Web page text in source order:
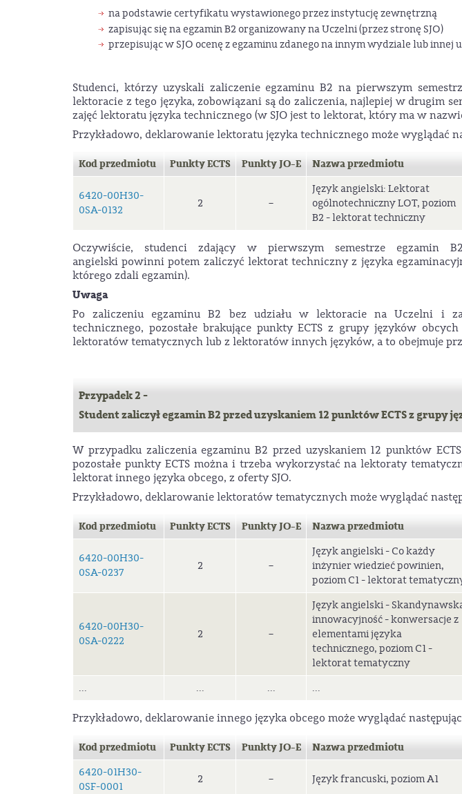
na podstawie certyfikatu wystawionego przez instytucję zewnętrzną
zapisując się na egzamin B2 organizowany na Uczelni (przez stronę SJO)
przepisując w SJO ocenę z egzaminu zdanego na innym wydziale lub innej
Studenci, którzy uzyskali zaliczenie egzaminu B2 na pierwszym
lektoracie z tego języka, zobowiązani są do zaliczenia, najlepiej w drugim
zajęć lektoratu języka technicznego (w SJO jest to lektorat, który ma w
Przykładowo, deklarowanie lektoratu języka technicznego może wyglądać
Kod przedmiotu Punkty ECTS Punkty JO-E Nazwa przedmiotu
6420-00H30-
0SA-0132
2 –
Język angielski: Lektorat
ogólnotechniczny LOT, poziom
B2 - lektorat techniczny
Oczywiście, studenci zdający w pierwszym semestrze egzamin
angielski powinni potem zaliczyć lektorat techniczny z języka
którego zdali egzamin).
Uwaga
Po zaliczeniu egzaminu B2 bez udziału w lektoracie na Uczelni i
technicznego, pozostałe brakujące punkty ECTS z grupy języków
lektoratów tematycznych lub z lektoratów innych języków, a to obejmuje
Przypadek 2 -
Student zaliczył egzamin B2 przed uzyskaniem 12 punktów ECTS z grupy
W przypadku zaliczenia egzaminu B2 przed uzyskaniem 12 punktów
pozostałe punkty ECTS można i trzeba wykorzystać na lektoraty
lektorat innego języka obcego, z oferty SJO.
Przykładowo, deklarowanie lektoratów tematycznych może wyglądać
Kod przedmiotu Punkty ECTS Punkty JO-E Nazwa przedmiotu
6420-00H30-
0SA-0237
2 –
Język angielski - Co każdy
inżynier wiedzieć powinien,
poziom C1 - lektorat
6420-00H30-
0SA-0222
2 –
Język angielski -
innowacyjność - konwersacje z
elementami języka
technicznego, poziom C1 -
lektorat tematyczny
... ... ... ...
Przykładowo, deklarowanie innego języka obcego może wyglądać
Kod przedmiotu Punkty ECTS Punkty JO-E Nazwa przedmiotu
6420-01H30-
0SF-0001
2 – Język francuski, poziom A1